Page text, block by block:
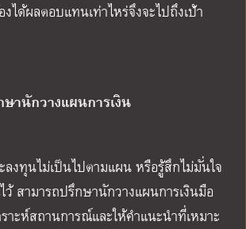
ได้ผลตอบแทนเท่าไหร่จึงจะไปถึงเป้า
านักวางแผนการเงิน
ลงทุนไม่เป็นไปตามแผน หรือรู้สึกไม่มั่นใจ
สามารถปรึกษานักวางแผนการเงินมือ
าะห์สถานการณ์และให้คำแนะนำที่เหมาะ